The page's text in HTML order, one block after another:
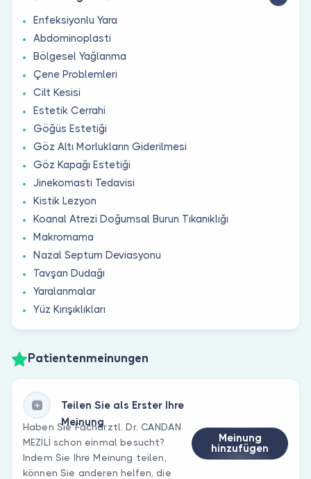
Enfeksiyonlu Yara
Abdominoplasti
Bölgesel Yağlanma
Çene Problemleri
Cilt Kesisi
Estetik Cerrahi
Göğüs Estetiği
Göz Altı Morlukların Giderilmesi
Göz Kapağı Estetiği
Jinekomasti Tedavisi
Kistik Lezyon
Koanal Atrezi Doğumsal Burun Tıkanıklığı
Makromama
Nazal Septum Deviasyonu
Tavşan Dudağı
Yaralanmalar
Yüz Kırışıklıkları
Patientenmeinungen
Teilen Sie als Erster Ihre
Meinung
Haben Sie Fachärztl. Dr. CANDAN
MEZİLİ schon einmal besucht?
Indem Sie Ihre Meinung teilen,
können Sie anderen helfen, die
Meinung
hinzufügen